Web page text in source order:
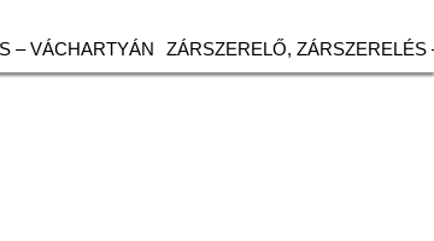
– VÁCHARTYÁN ZÁRSZERELŐ, ZÁRSZERELÉS